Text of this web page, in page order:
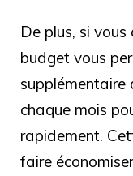
De plus, si
budget vous
supplémentaire
chaque mois
rapidement.
faire